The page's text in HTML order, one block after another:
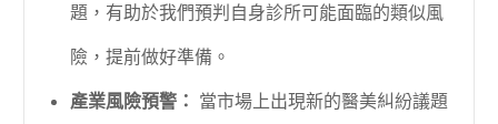
題，有助於我們預判自身診所可能面臨的類似風
險，提前做好準備。
產業風險預警： 當市場上出現新的醫美糾紛議題